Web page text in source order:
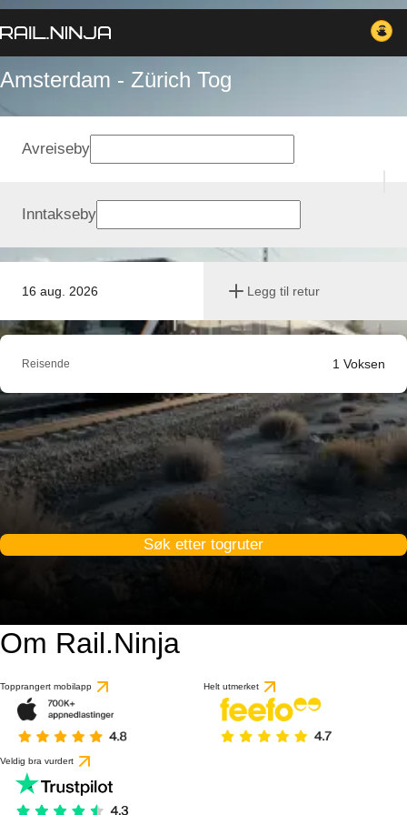
Amsterdam - Zürich Tog
16 aug. 2026 Legg til retur
Avreiseby
Inntakseby
Reisende 1 Voksen
Søk etter togruter
Om Rail.Ninja
Topprangert mobilapp Helt utmerket
Veldig bra vurdert